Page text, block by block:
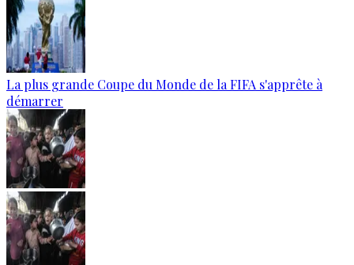
La plus grande Coupe du Monde de la FIFA s'apprête à
démarrer